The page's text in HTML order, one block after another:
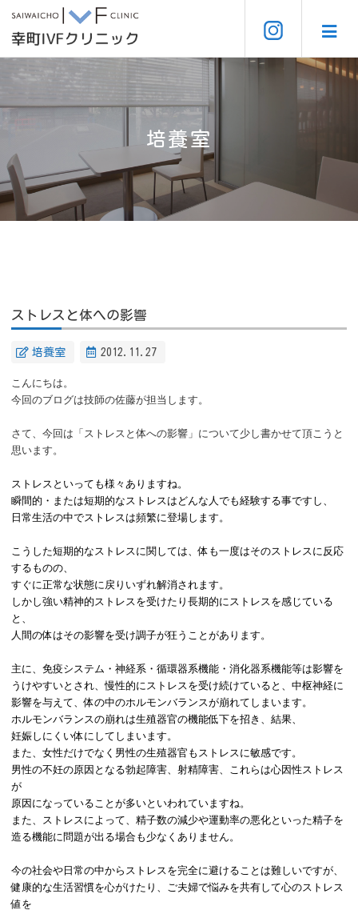
培養室
ストレスと体への影響
培養室 2012.11.27
こんにちは。
今回のブログは技師の佐藤が担当します。
さて、今回は「ストレスと体への影響」について少し書かせて頂こうと
思います。
ストレスといっても様々ありますね。
瞬間的・または短期的なストレスはどんな人でも経験する事ですし、
日常生活の中でストレスは頻繁に登場します。
こうした短期的なストレスに関しては、体も一度はそのストレスに反応
するものの、
すぐに正常な状態に戻りいずれ解消されます。
しかし強い精神的ストレスを受けたり長期的にストレスを感じている
と、
人間の体はその影響を受け調子が狂うことがあります。
主に、免疫システム・神経系・循環器系機能・消化器系機能等は影響を
うけやすいとされ、慢性的にストレスを受け続けていると、中枢神経に
影響を与えて、体の中のホルモンバランスが崩れてしまいます。
ホルモンバランスの崩れは生殖器官の機能低下を招き、結果、
妊娠しにくい体にしてしまいます。
また、女性だけでなく男性の生殖器官もストレスに敏感です。
男性の不妊の原因となる勃起障害、射精障害、これらは心因性ストレス
が
原因になっていることが多いといわれていますね。
また、ストレスによって、精子数の減少や運動率の悪化といった精子を
造る機能に問題が出る場合も少なくありません。
今の社会や日常の中からストレスを完全に避けることは難しいですが、
健康的な生活習慣を心がけたり、ご夫婦で悩みを共有して心のストレス
値を